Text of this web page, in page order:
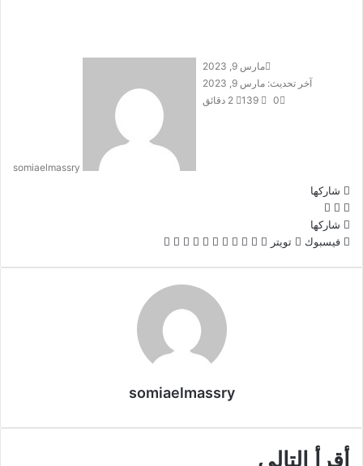
somiaelmassry
مارس 9, 2023
آخر تحديث: مارس 9, 2023
0
شاركها
فيسبوك
تويتر
شاركها
فيسبوك
تويتر لينكدإنبينتيريستماسنجر
ماسنجر
واتساب
تيلقراممشاركة
somiaelmassry
أقرأ التالي